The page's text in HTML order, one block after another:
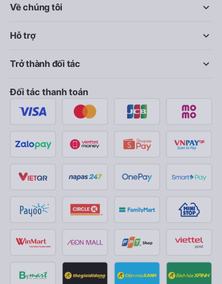
keyboard_arrow_down
Về chúng tôi
keyboard_arrow_down
Hỗ trợ
keyboard_arrow_down
Trở thành đối tác
Đối tác thanh toán